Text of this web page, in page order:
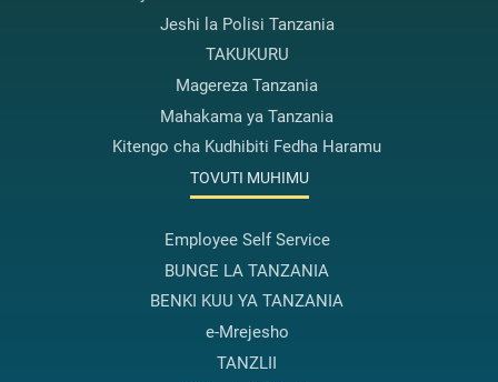
Jeshi la Polisi Tanzania
TAKUKURU
Magereza Tanzania
Mahakama ya Tanzania
Kitengo cha Kudhibiti Fedha Haramu
TOVUTI MUHIMU
Employee Self Service
BUNGE LA TANZANIA
BENKI KUU YA TANZANIA
e-Mrejesho
TANZLII